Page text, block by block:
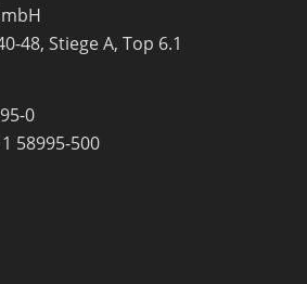
48, Stiege A, Top 6.1
0
58995-500